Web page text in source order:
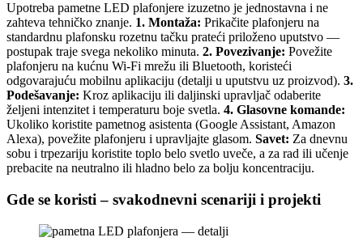
Upotreba pametne LED plafonjere izuzetno je jednostavna i ne
zahteva tehničko znanje. 1. Montaža: Prikačite plafonjeru na
standardnu plafonsku rozetnu tačku prateći priloženo uputstvo —
postupak traje svega nekoliko minuta. 2. Povezivanje: Povežite
plafonjeru na kućnu Wi-Fi mrežu ili Bluetooth, koristeći
odgovarajuću mobilnu aplikaciju (detalji u uputstvu uz proizvod). 3.
Podešavanje: Kroz aplikaciju ili daljinski upravljač odaberite
željeni intenzitet i temperaturu boje svetla. 4. Glasovne komande:
Ukoliko koristite pametnog asistenta (Google Assistant, Amazon
Alexa), povežite plafonjeru i upravljajte glasom. Savet: Za dnevnu
sobu i trpezariju koristite toplo belo svetlo uveče, a za rad ili učenje
prebacite na neutralno ili hladno belo za bolju koncentraciju.
Gde se koristi – svakodnevni scenariji i projekti